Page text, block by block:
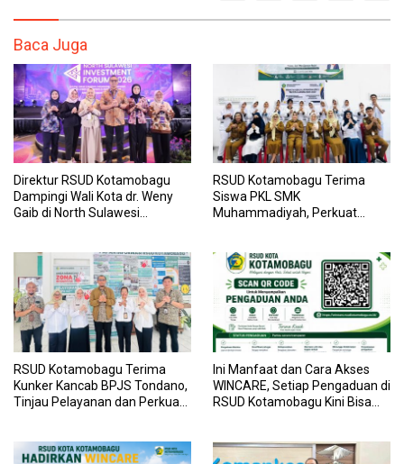
Baca Juga
Direktur RSUD Kotamobagu
Dampingi Wali Kota dr. Weny
Gaib di North Sulawesi
RSUD Kotamobagu Terima
Siswa PKL SMK
Muhammadiyah, Perkuat
RSUD Kotamobagu Terima
Kunker Kancab BPJS Tondano,
Tinjau Pelayanan dan Perkuat
Ini Manfaat dan Cara Akses
WINCARE, Setiap Pengaduan di
RSUD Kotamobagu Kini Bisa